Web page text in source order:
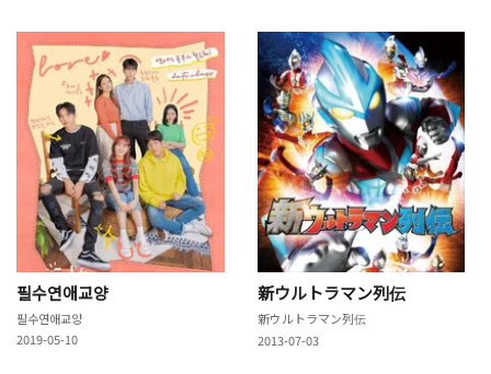
필수연애교양
필수연애교양
2019-05-10
新ウルトラマン列伝
新ウルトラマン列伝
2013-07-03